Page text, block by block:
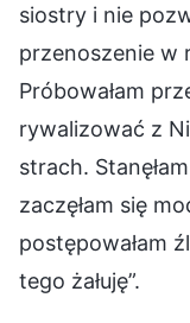
siostry i nie
przenoszenie w
Próbowałam
rywalizować z
strach.
zaczęłam się
postępowałam
tego żałuję”.